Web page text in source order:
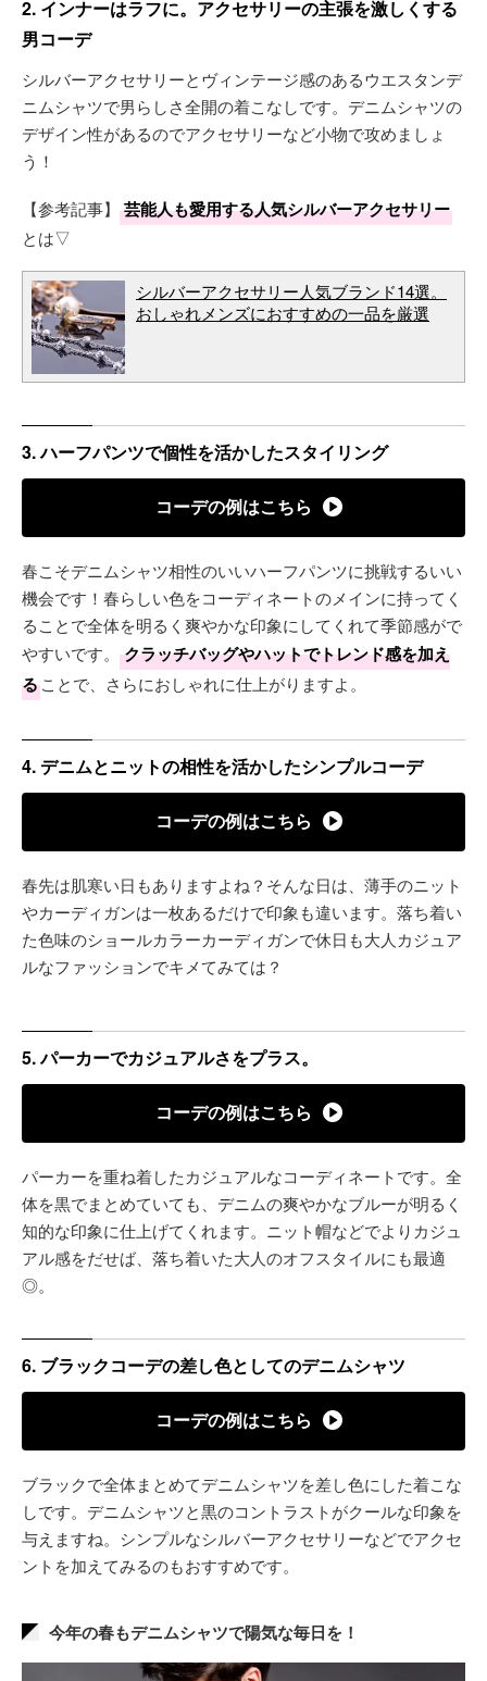
2. インナーはラフに。アクセサリーの主張を激しくする
男コーデ
シルバーアクセサリーとヴィンテージ感のあるウエスタンデ
ニムシャツで男らしさ全開の着こなしです。デニムシャツの
デザイン性があるのでアクセサリーなど小物で攻めましょ
う！
【参考記事】 芸能人も愛用する人気シルバーアクセサリー
とは▽
シルバーアクセサリー人気ブランド14選。
おしゃれメンズにおすすめの一品を厳選
3. ハーフパンツで個性を活かしたスタイリング
コーデの例はこちら
春こそデニムシャツ相性のいいハーフパンツに挑戦するいい
機会です！春らしい色をコーディネートのメインに持ってく
ることで全体を明るく爽やかな印象にしてくれて季節感がで
やすいです。
クラッチバッグやハットでトレンド感を加え
ることで、さらにおしゃれに仕上がりますよ。
4. デニムとニットの相性を活かしたシンプルコーデ
コーデの例はこちら
春先は肌寒い日もありますよね？そんな日は、薄手のニット
やカーディガンは一枚あるだけで印象も違います。落ち着い
た色味のショールカラーカーディガンで休日も大人カジュア
ルなファッションでキメてみては？
5. パーカーでカジュアルさをプラス。
コーデの例はこちら
パーカーを重ね着したカジュアルなコーディネートです。全
体を黒でまとめていても、デニムの爽やかなブルーが明るく
知的な印象に仕上げてくれます。ニット帽などでよりカジュ
アル感をだせば、落ち着いた大人のオフスタイルにも最適
◎。
6. ブラックコーデの差し色としてのデニムシャツ
コーデの例はこちら
ブラックで全体まとめてデニムシャツを差し色にした着こな
しです。デニムシャツと黒のコントラストがクールな印象を
与えますね。シンプルなシルバーアクセサリーなどでアクセ
ントを加えてみるのもおすすめです。
今年の春もデニムシャツで陽気な毎日を！